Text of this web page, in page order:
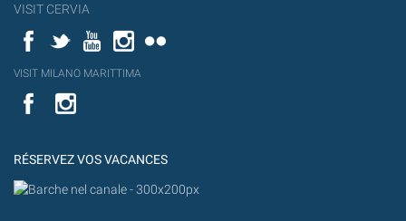
VISIT CERVIA
FacebookTwitterYouTubeInstagram
YouT
VISIT MILANO MARITTIMA
Flick
VISIT
MILANO
YouTube
RÉSERVEZ VOS VACANCES